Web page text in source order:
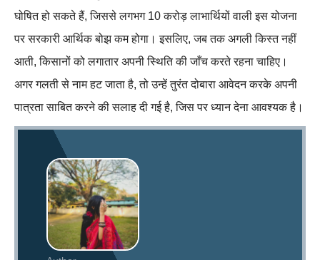
घोषित हो सकते हैं, जिससे लगभग 10 करोड़ लाभार्थियों वाली इस योजना
पर सरकारी आर्थिक बोझ कम होगा। इसलिए, जब तक अगली किस्त नहीं
आती, किसानों को लगातार अपनी स्थिति की जाँच करते रहना चाहिए।
अगर गलती से नाम हट जाता है, तो उन्हें तुरंत दोबारा आवेदन करके अपनी
पात्रता साबित करने की सलाह दी गई है, जिस पर ध्यान देना आवश्यक है।